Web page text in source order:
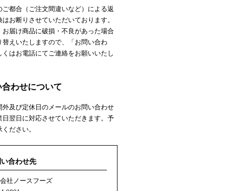
ご都合（ご注文間違いなど）による返
はお断りさせていただいております。
お届け商品に破損・不良があった場合
替えいたしますので、「お問い合わ
くはお電話にてご連絡をお願いいたし
合わせについて
外及び定休日のメールのお問い合わせ
日翌日に対応させていただきます。予
ださい。
い合わせ先
社ノースフーズ